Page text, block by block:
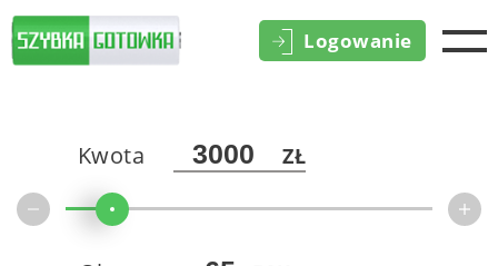
Logowanie
Kwota ZŁ